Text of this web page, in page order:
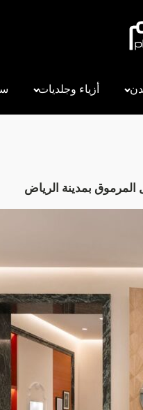
أزياء وجلديات
المرموق بمدينة الرياض